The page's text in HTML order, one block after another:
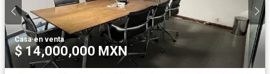
Casa·en venta
$ 14,000,000 MXN